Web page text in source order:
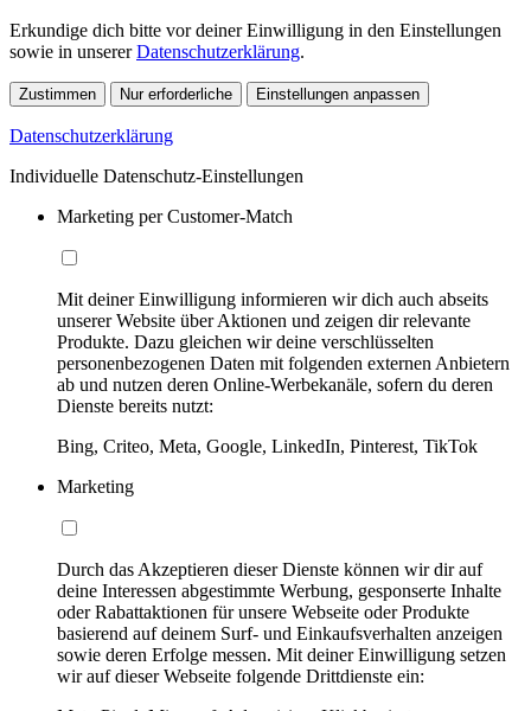
Erkundige dich bitte vor deiner Einwilligung in den Einstellungen
sowie in unsererDatenschutzerklärung.
Zustimmen Nur erforderliche Einstellungen anpassen
Datenschutzerklärung
Individuelle Datenschutz-Einstellungen
Marketing per Customer-Match
Mit deiner Einwilligung informieren wir dich auch abseits
unserer Website über Aktionen und zeigen dir relevante
Produkte. Dazu gleichen wir deine verschlüsselten
personenbezogenen Daten mit folgenden externen Anbietern
ab und nutzen deren Online-Werbekanäle, sofern du deren
Dienste bereits nutzt:
Bing, Criteo, Meta, Google, LinkedIn, Pinterest, TikTok
Marketing
Durch das Akzeptieren dieser Dienste können wir dir auf
deine Interessen abgestimmte Werbung, gesponserte Inhalte
oder Rabattaktionen für unsere Webseite oder Produkte
basierend auf deinem Surf- und Einkaufsverhalten anzeigen
sowie deren Erfolge messen. Mit deiner Einwilligung setzen
wir auf dieser Webseite folgende Drittdienste ein: